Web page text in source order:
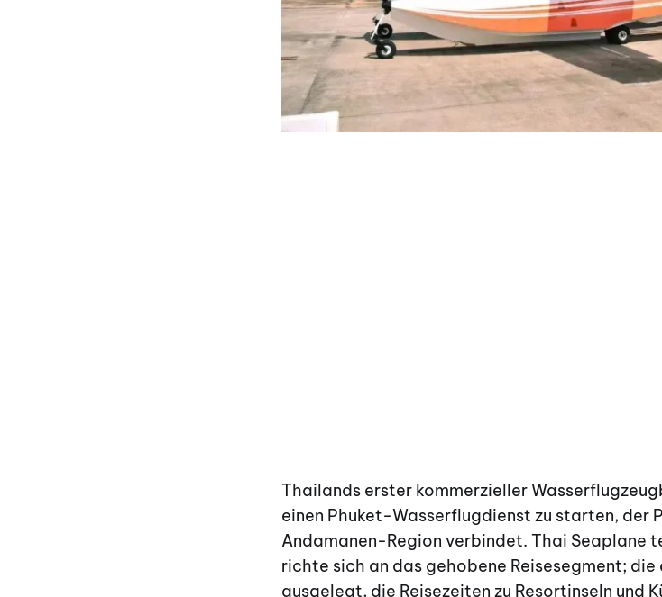
Thailands erster kommerzieller
einen Phuket-Wasserflugdienst zu starten, der
Andamanen-Region verbindet. Thai Seaplane
richte sich an das gehobene Reisesegment;
ausgelegt, die Reisezeiten zu Resortinseln und